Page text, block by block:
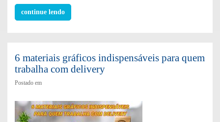
continue lendo
6 materiais gráficos indispensáveis para quem
trabalha com delivery
Postado em